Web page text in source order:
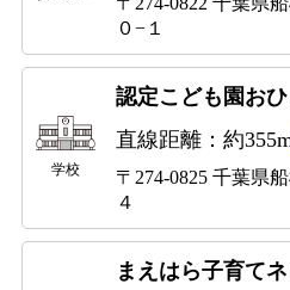
０−１
学校
認定こども園おひ
直線距離：約
〒274-0825 千葉県
４
まえはら子育て